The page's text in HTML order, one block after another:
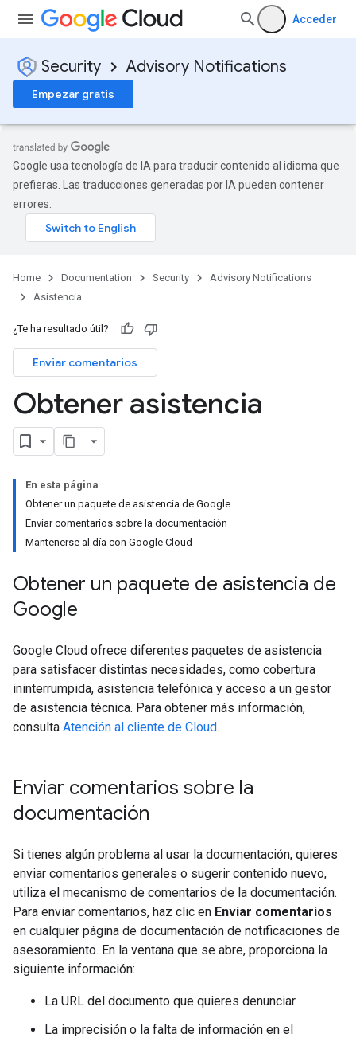
Acceder
Security Advisory Notifications
Empezar gratis
Google usa tecnología de IA para traducir contenido al idioma que
prefieras. Las traducciones generadas por IA pueden contener
errores.
Home Documentation Security
Advisory Notifications
Asistencia
¿Te ha resultado útil?
Enviar comentarios
Obtener asistencia
En esta página
Obtener un paquete de asistencia de Google
Enviar comentarios sobre la documentación
Mantenerse al día con Google Cloud
Obtener un paquete de asistencia de
Google
Google Cloud ofrece diferentes paquetes de asistencia
para satisfacer distintas necesidades, como cobertura
ininterrumpida, asistencia telefónica y acceso a un gestor
de asistencia técnica. Para obtener más información,
consulta Atención al cliente de Cloud.
Enviar comentarios sobre la
documentación
Si tienes algún problema al usar la documentación, quieres
enviar comentarios generales o sugerir contenido nuevo,
utiliza el mecanismo de comentarios de la documentación.
Para enviar comentarios, haz clic en Enviar comentarios
en cualquier página de documentación de notificaciones de
asesoramiento. En la ventana que se abre, proporciona la
siguiente información:
La URL del documento que quieres denunciar.
La imprecisión o la falta de información en el